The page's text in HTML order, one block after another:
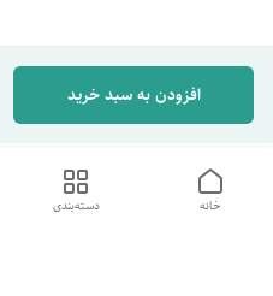
افزودن به سبد خرید
دسته‌بندی خانه